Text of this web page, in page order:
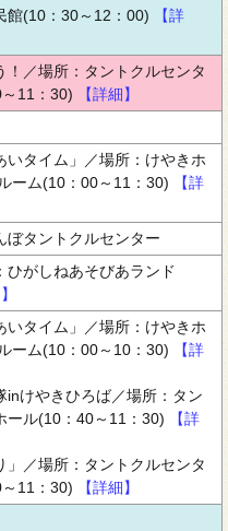
館(10：30～12：00)
【詳
！／場所：タントクルセンタ
11：30)
【詳細】
いタイム」／場所：けやきホ
ーム(10：00～11：30)
【詳
ぼタントクルセンター
ひがしねあそびあランド
いタイム」／場所：けやきホ
ーム(10：00～10：30)
【詳
inけやきひろば／場所：タン
ル(10：40～11：30)
【詳
」／場所：タントクルセンタ
11：30)
【詳細】